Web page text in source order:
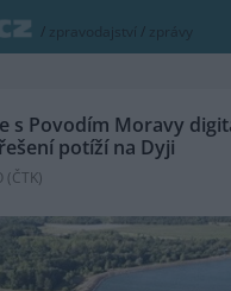
/ zpravodajství / zprávy
s Povodím Moravy
potíží na Dyji
(ČTK)